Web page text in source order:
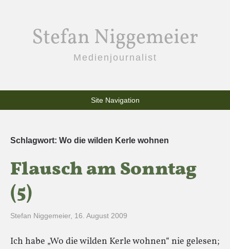
Stefan Niggemeier
Medienjournalist
Site Navigation
Schlagwort: Wo die wilden Kerle wohnen
Flausch am Sonntag
(5)
Stefan Niggemeier, 16. August 2009
Ich habe „Wo die wilden Kerle wohnen“ nie gelesen;